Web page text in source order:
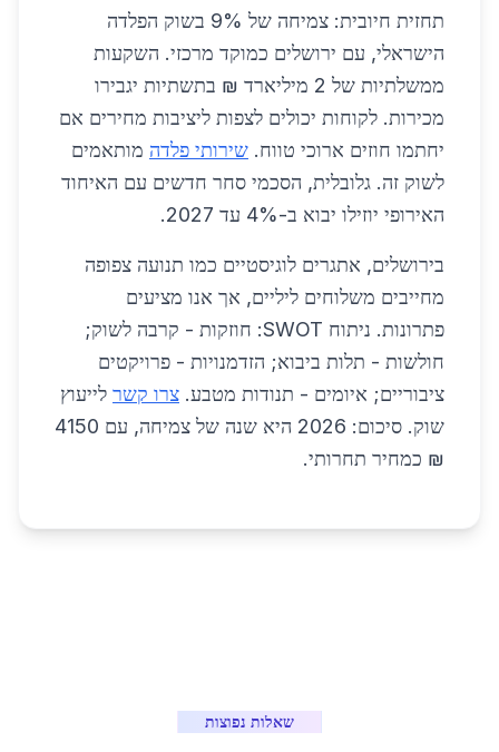
תחזית חיובית: צמיחה של 9% בשוק הפלדה
הישראלי, עם ירושלים כמוקד מרכזי. השקעות
ממשלתיות של 2 מיליארד ₪ בתשתיות יגבירו
מכירות. לקוחות יכולים לצפות ליציבות מחירים אם
יחתמו חוזים ארוכי טווח. שירותי פלדה מותאמים
לשוק זה. גלובלית, הסכמי סחר חדשים עם האיחוד
האירופי יוזילו יבוא ב-4% עד 2027.
בירושלים, אתגרים לוגיסטיים כמו תנועה צפופה
מחייבים משלוחים ליליים, אך אנו מציעים
פתרונות. ניתוח SWOT: חוזקות - קרבה לשוק;
חולשות - תלות ביבוא; הזדמנויות - פרויקטים
ציבוריים; איומים - תנודות מטבע. צרו קשר לייעוץ
שוק. סיכום: 2026 היא שנה של צמיחה, עם 4150
₪ כמחיר תחרותי.
שאלות נפוצות